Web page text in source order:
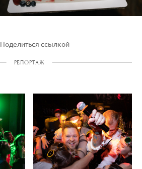
Поделиться ссылкой
РЕПОРТАЖ